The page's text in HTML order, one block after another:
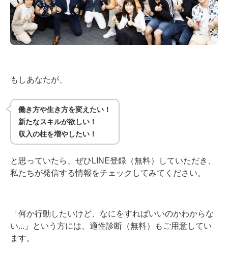
もしあなたが、
働き方や生き方を変えたい！
新たなスキルが欲しい！
収入の柱を増やしたい！
と思っていたら、ぜひLINE登録（無料）していただき、
私たちが発信する情報をチェックしてみてください。
「何か行動したいけど、なにをすればいいのかわからな
い...」という方には、適性診断（無料）もご用意してい
ます。